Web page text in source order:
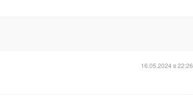
наверно -
16.05.2024 в 22:26